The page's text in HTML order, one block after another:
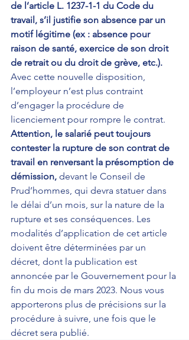
de l’article L. 1237-1-1 du Code du
travail, s’il justifie son absence par un
motif légitime (ex : absence pour
raison de santé, exercice de son droit
de retrait ou du droit de grève, etc.).
Avec cette nouvelle disposition,
l’employeur n’est plus contraint
d’engager la procédure de
licenciement pour rompre le contrat.
Attention, le salarié peut toujours
contester la rupture de son contrat de
travail en renversant la présomption de
démission, devant le Conseil de
Prud’hommes, qui devra statuer dans
le délai d’un mois, sur la nature de la
rupture et ses conséquences. Les
modalités d’application de cet article
doivent être déterminées par un
décret, dont la publication est
annoncée par le Gouvernement pour la
fin du mois de mars 2023. Nous vous
apporterons plus de précisions sur la
procédure à suivre, une fois que le
décret sera publié.